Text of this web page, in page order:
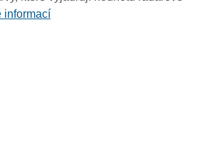
informací